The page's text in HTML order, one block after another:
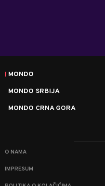
MONDO
MONDO SRBIJA
MONDO CRNA GORA
O NAMA
IMPRESUM